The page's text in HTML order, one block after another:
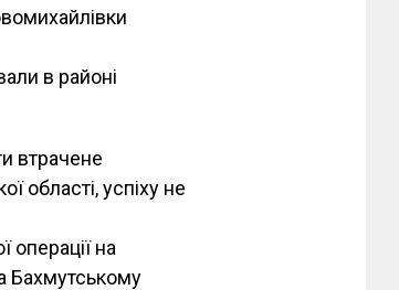
в районі
втрачене
області, успіху не
на
Бахмутському